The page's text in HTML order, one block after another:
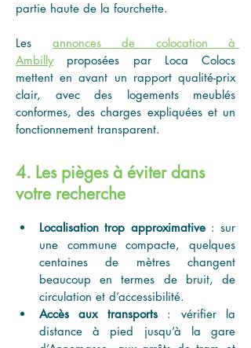
partie haute de la fourchette.
Les annonces de colocation à
Ambilly proposées par Loca Colocs
mettent en avant un rapport qualité-prix
clair, avec des logements meublés
conformes, des charges expliquées et un
fonctionnement transparent.
4. Les pièges à éviter dans
votre recherche
Localisation trop approximative : sur
une commune compacte, quelques
centaines de mètres changent
beaucoup en termes de bruit, de
circulation et d’accessibilité.
Accès aux transports : vérifier la
distance à pied jusqu’à la gare